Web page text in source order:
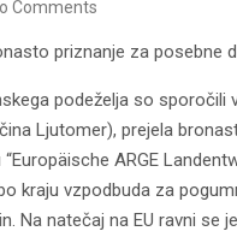
Comments
priznanje za posebne
podeželja so sporočili
Ljutomer), prejela
ARGE
kraju vzpodbuda za
Na natečaj na EU ravni